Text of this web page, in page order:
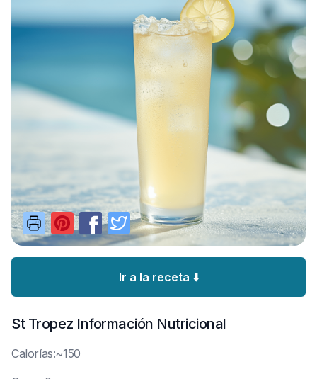
Ir a la receta ⬇️
St Tropez Información Nutricional
Calorías:~150